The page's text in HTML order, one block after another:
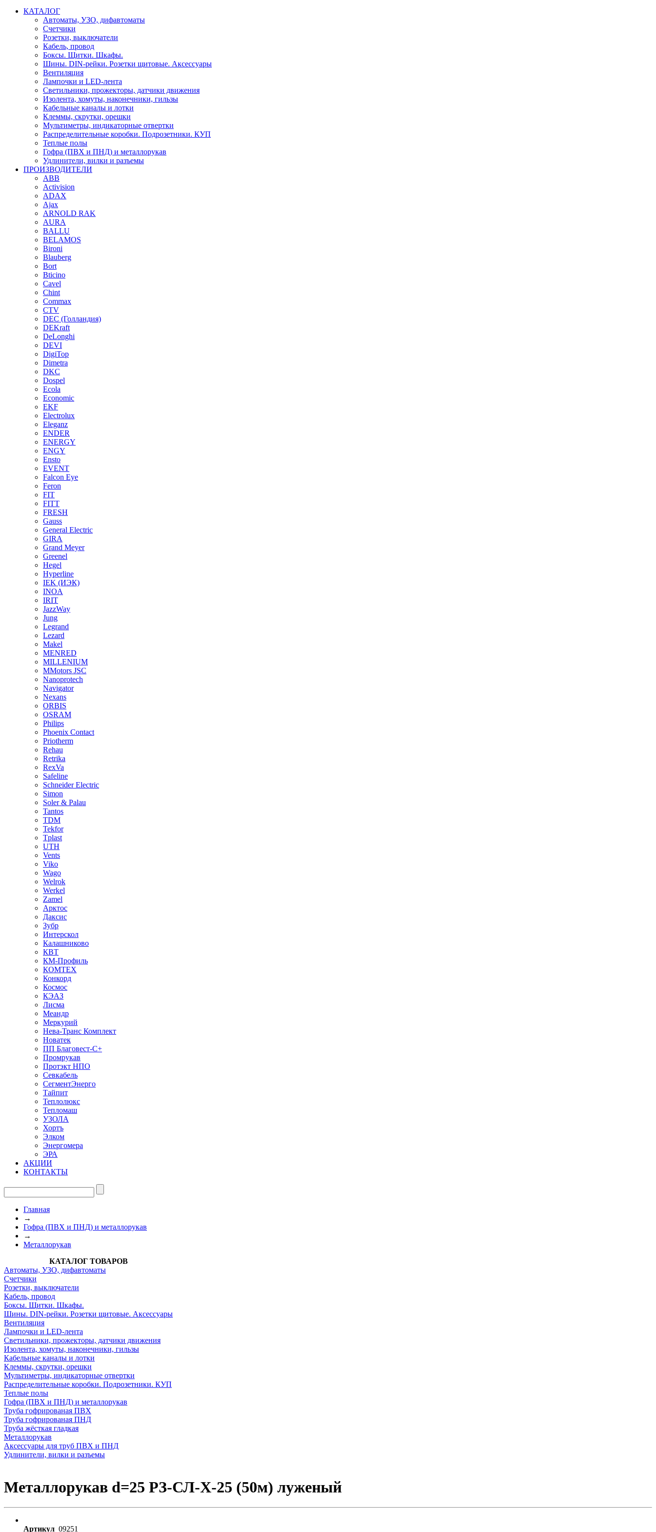
КАТАЛОГ
Автоматы, УЗО, дифавтоматы
Счетчики
Розетки, выключатели
Кабель, провод
Боксы. Щитки. Шкафы.
Шины. DIN-рейки. Розетки щитовые. Аксессуары
Вентиляция
Лампочки и LED-лента
Светильники, прожекторы, датчики движения
Изолента, хомуты, наконечники, гильзы
Кабельные каналы и лотки
Клеммы, скрутки, орешки
Мультиметры, индикаторные отвертки
Распределительные коробки. Подрозетники. КУП
Теплые полы
Гофра (ПВХ и ПНД) и металлорукав
Удлинители, вилки и разъемы
ПРОИЗВОДИТЕЛИ
ABB
Activision
ADAX
Ajax
ARNOLD RAK
AURA
BALLU
BELAMOS
Bironi
Blauberg
Bort
Bticino
Cavel
Chint
Commax
CTV
DEC (Голландия)
DEKraft
DeLonghi
DEVI
DigiTop
Dimetra
DKC
Dospel
Ecola
Economic
EKF
Electrolux
Eleganz
ENDER
ENERGY
ENGY
Ensto
EVENT
Falcon Eye
Feron
FIT
FITT
FRESH
Gauss
General Electric
GIRA
Grand Meyer
Greenel
Hegel
Hyperline
IEK (ИЭК)
INOA
IRIT
JazzWay
Jung
Legrand
Lezard
Makel
MENRED
MILLENIUM
MMotors JSC
Nanoprotech
Navigator
Nexans
ORBIS
OSRAM
Philips
Phoenix Contact
Priotherm
Rehau
Retrika
RexVa
Safeline
Schneider Electric
Simon
Soler & Palau
Tantos
TDM
Tekfor
Tplast
UTH
Vents
Viko
Wago
Welrok
Werkel
Zamel
Арктос
Даксис
Зубр
Интерскол
Калашниково
КВТ
КМ-Профиль
КОМТЕХ
Конкорд
Космос
КЭАЗ
Лисма
Меандр
Меркурий
Нева-Транс Комплект
Новатек
ПП Благовест-С+
Промрукав
Протэкт НПО
Севкабель
СегментЭнерго
Тайпит
Теплолюкс
Тепломаш
УЗОЛА
Хортъ
Элком
Энергомера
ЭРА
АКЦИИ
КОНТАКТЫ
Главная
→
Гофра (ПВХ и ПНД) и металлорукав
→
Металлорукав
КАТАЛОГ ТОВАРОВ
Автоматы, УЗО, дифавтоматы
Счетчики
Розетки, выключатели
Кабель, провод
Боксы. Щитки. Шкафы.
Шины. DIN-рейки. Розетки щитовые. Аксессуары
Вентиляция
Лампочки и LED-лента
Светильники, прожекторы, датчики движения
Изолента, хомуты, наконечники, гильзы
Кабельные каналы и лотки
Клеммы, скрутки, орешки
Мультиметры, индикаторные отвертки
Распределительные коробки. Подрозетники. КУП
Теплые полы
Гофра (ПВХ и ПНД) и металлорукав
Труба гофрированая ПВХ
Труба гофрированая ПНД
Труба жёсткая гладкая
Металлорукав
Аксессуары для труб ПВХ и ПНД
Удлинители, вилки и разъемы
Металлорукав d=25 РЗ-СЛ-Х-25 (50м) луженый
Артикул 09251